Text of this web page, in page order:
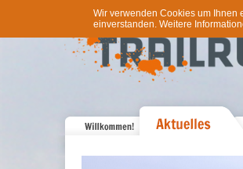
Wir verwenden Cookies um Ihnen
einverstanden. Weitere